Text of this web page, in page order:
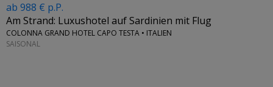
ab 988 € p.P.
Am Strand: Luxushotel auf Sardinien mit Flug
COLONNA GRAND HOTEL CAPO TESTA • ITALIEN
SAISONAL